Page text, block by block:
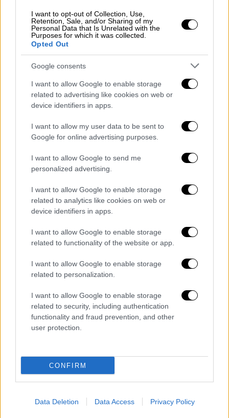
I want to opt-out of Collection, Use,
Retention, Sale, and/or Sharing of my
Personal Data that Is Unrelated with the
Purposes for which it was collected.
Opted Out
Google consents
I want to allow Google to enable storage
related to advertising like cookies on web or
device identifiers in apps.
I want to allow my user data to be sent to
Google for online advertising purposes.
I want to allow Google to send me
personalized advertising.
I want to allow Google to enable storage
related to analytics like cookies on web or
device identifiers in apps.
I want to allow Google to enable storage
related to functionality of the website or app.
I want to allow Google to enable storage
related to personalization.
I want to allow Google to enable storage
related to security, including authentication
functionality and fraud prevention, and other
user protection.
CONFIRM
Data Deletion Data Access Privacy Policy
αλλά είχε χαθεί στα συρτάρια της
ΕΛΑΣ,γνωστοποιεί η εφημερίδα «Το
Βήμα»με νέο της δημοσίευμα.
Όπως προκύπτει από
έγγραφα που έχει στη
η
έρευνα άρχισε τονΜάρτιο του 2023
με άλλη
αφορμή, αλλά ο σχετικός φακελός ήταν
υπόθεση του ΟΤΕ, και όχι του ΟΣΕ.
Η έρευνα άρχισε με
αφορμή καταγγελίες της
Πανελλήνιας Ένωσης Προσωπικού Έλξης
ανατέθηκε σε Εισαγγελέα Πρωτοδικών ο
οποίος ζήτησε τη διερεύνηση από το Τμήμα
Ασφάλειας της Ομόνοιας
Τι λένε για το δημοσίευμα
Δικαστικές πηγές κάνουν λόγο σχετικά με
το δημοσίευμα: «Ο εν λόγω φάκελος
αστυνομικών
υπηρεσιώνχωρίς να γίνει καμία σημαντική
ενέργεια και η έρευνα, παρότι είχαν
παρέλθει 13 μήνες, φαινόταν να μην είχε
Αρμόδιοιαξιωματικοί της
ΕΛΑΣυπογραμμίζουν με τη σειρά τους, πως
στο Τμήμα Ασφαλέιας της Ομόνοιας.